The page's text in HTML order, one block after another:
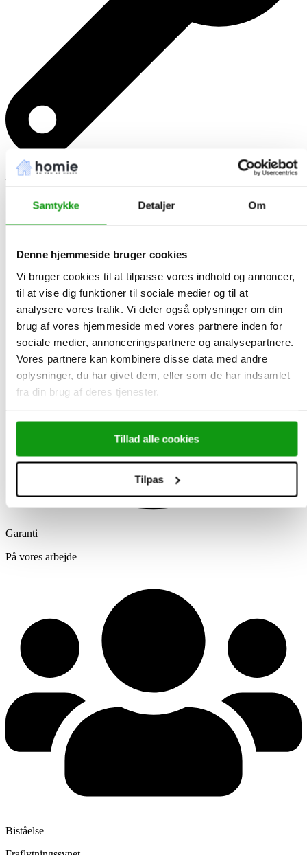
Samtykke Detaljer Om
Denne hjemmeside bruger cookies
Vi bruger cookies til at tilpasse vores indhold og annoncer,
til at vise dig funktioner til sociale medier og til at
analysere vores trafik. Vi deler også oplysninger om din
brug af vores hjemmeside med vores partnere inden for
sociale medier, annonceringspartnere og analysepartnere.
Vores partnere kan kombinere disse data med andre
oplysninger, du har givet dem, eller som de har indsamlet
fra din brug af deres tjenester.
Tillad alle cookies
Tilpas
2500+
Istandsættelser
Garanti
På vores arbejde
Biståelse